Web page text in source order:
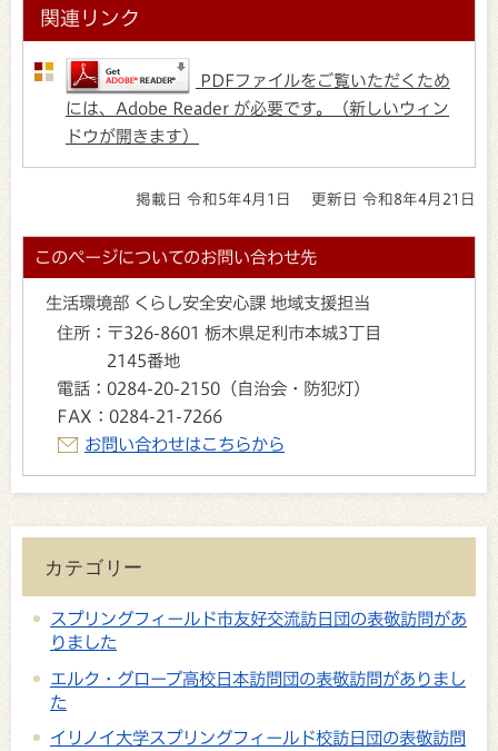
関連リンク
PDFファイルをご覧いただくため
には、Adobe Reader が必要です。（新しいウィン
ドウが開きます）
掲載日 令和5年4月1日 更新日 令和8年4月21日
このページについてのお問い合わせ先
生活環境部 くらし安全安心課 地域支援担当
住所： 〒326-8601 栃木県足利市本城3丁目
2145番地
電話： 0284-20-2150（自治会・防犯灯）
FAX： 0284-21-7266
お問い合わせはこちらから
カテゴリー
スプリングフィールド市友好交流訪日団の表敬訪問があ
りました
エルク・グローブ高校日本訪問団の表敬訪問がありまし
た
イリノイ大学スプリングフィールド校訪日団の表敬訪問